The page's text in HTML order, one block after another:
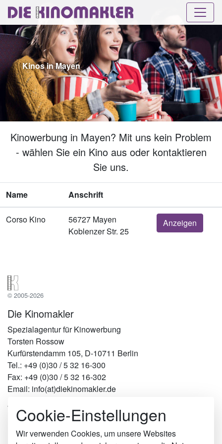
Kinos in Mayen
Kinowerbung in Mayen? Mit uns kein Problem
- wählen Sie ein Kino aus oder kontaktieren
Sie uns.
Name Anschrift
Corso Kino
56727 Mayen
Koblenzer Str. 25
Anzeigen
© 2005-2026
Die Kinomakler
Spezialagentur für Kinowerbung
Torsten Rossow
Kurfürstendamm 105, D-10711 Berlin
Tel.: +49 (0)30 / 5 32 16-300
Fax: +49 (0)30 / 5 32 16-302
Email: info(at)diekinomakler.de
Werben in Städten
Berlin
Hamburg
Cookie-Einstellungen
Wir verwenden Cookies, um unsere Websites